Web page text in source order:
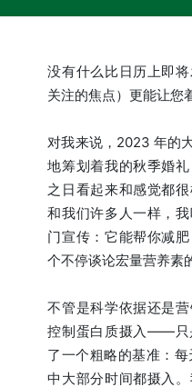
没有什么比日历上即
关注的焦点）更能让您
对我来说，2023 年的
地筹划着我的秋季婚
之日看起来和感觉都
和我们许多人一样，
门宣传：它能帮你减
个不停谈论宏量营养素
不管是科学依据还是
控制蛋白质摄入——只
了一个粗略的基准：
中大部分时间都摄入